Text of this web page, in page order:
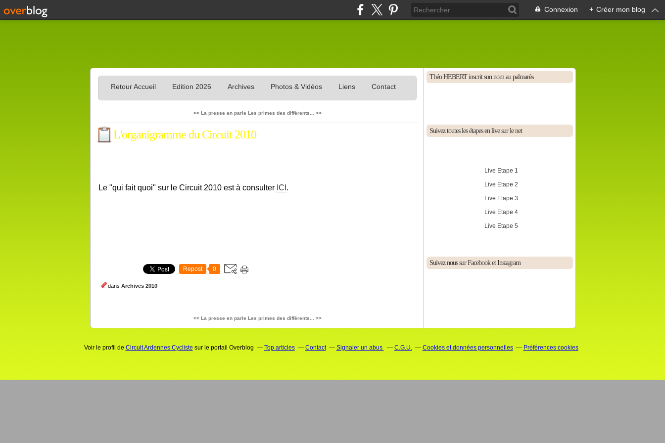
Connexion + Créer mon blog
Retour Accueil Edition 2026 Archives Photos & Vidéos Liens Contact
<< La presse en parle Les primes des différents... >>
L'organigramme du Circuit 2010
Le "qui fait quoi" sur le Circuit 2010 est à consulter ICI .
Repost 0
dans Archives 2010
<< La presse en parle Les primes des différents... >>
Théo HEBERT inscrit son nom au palmarès
Suivez toutes les étapes en live sur le net
Live Etape 1
Live Etape 2
Live Etape 3
Live Etape 4
Live Etape 5
Suivez nous sur Facebook et Instagram
Voir le profil de Circuit Ardennes Cycliste sur le portail Overblog Top articles Contact Signaler un abus C.G.U. Cookies et données personnelles Préférences cookies